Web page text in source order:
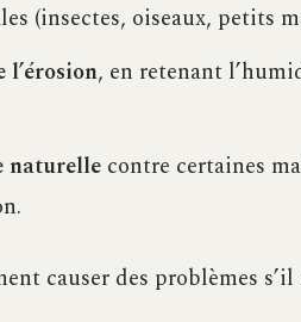
(insectes, oiseaux, petits
l’érosion, en retenant
naturellecontre certaines
causer des problèmes s’il